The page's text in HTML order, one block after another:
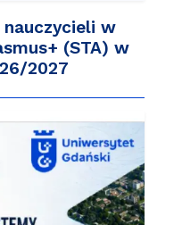
w
(STA) w
2027